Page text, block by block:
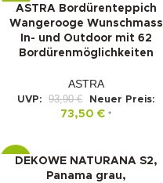
ASTRA Bordürenteppich
Wangerooge Wunschmass
In- und Outdoor mit 62
Bordürenmöglichkeiten
ASTRA
UVP: 93,90€ Neuer Preis:
73,50 € *
-10%DEKOWE NATURANA S2,
Panama grau,